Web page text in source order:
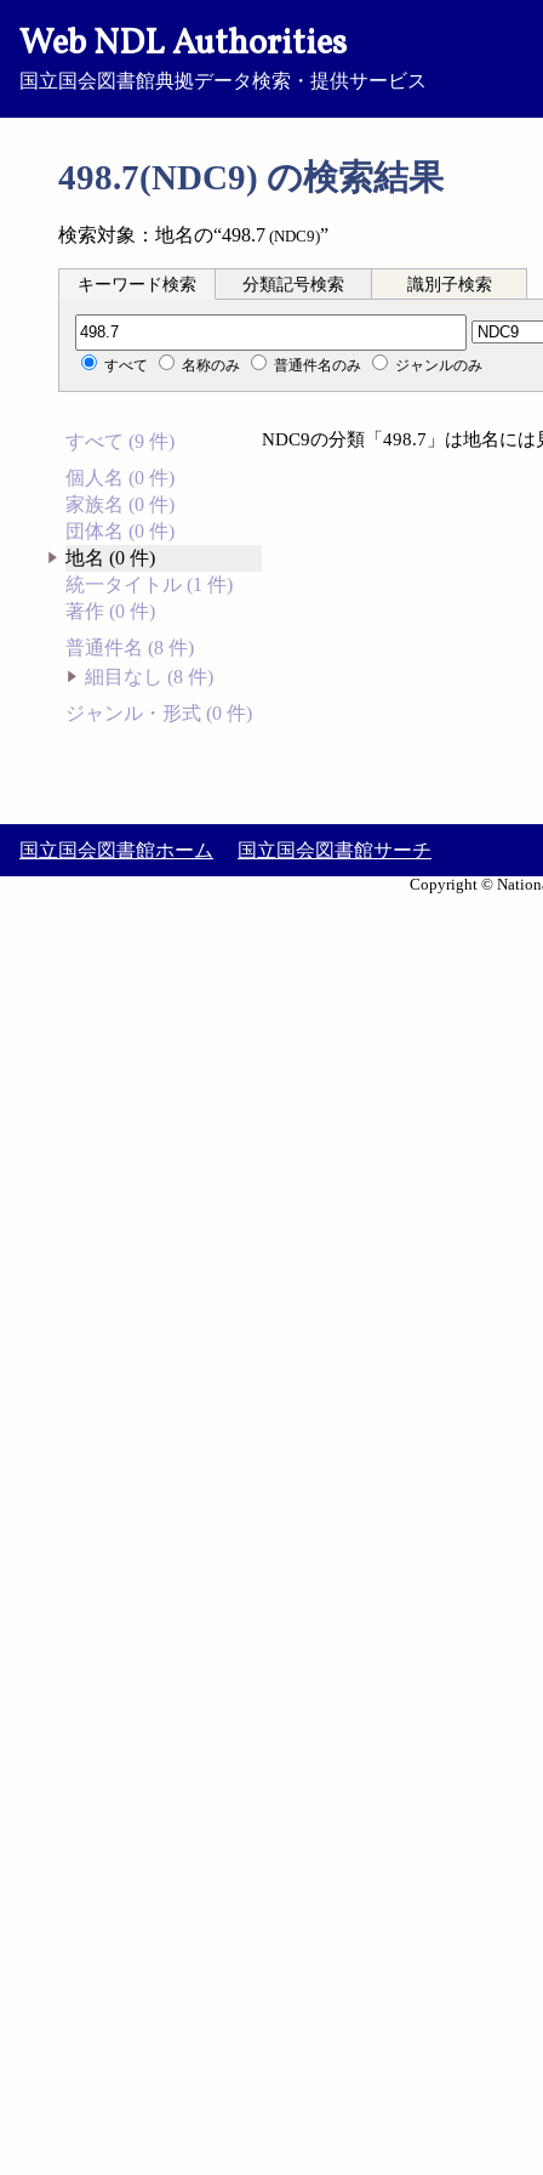
Web NDL Authorities
国立国会図書館典拠データ検索・提供サービス
498.7(NDC9) の検索結果
検索対象：地名の“498.7 (NDC9)”
キーワード検索 分類記号検索 識別子検索
分類記号検索
すべて 名称のみ 普通件名のみ ジャンルのみ
すべて (9 件)
個人名 (0 件)
家族名 (0 件)
団体名 (0 件)
地名 (0 件)
統一タイトル (1 件)
著作 (0 件)
普通件名 (8 件)
細目なし (8 件)
ジャンル・形式 (0 件)
NDC9の分類「498.7」は地名に
国立国会図書館ホーム 国立国会図書館サーチ
Copyright ©